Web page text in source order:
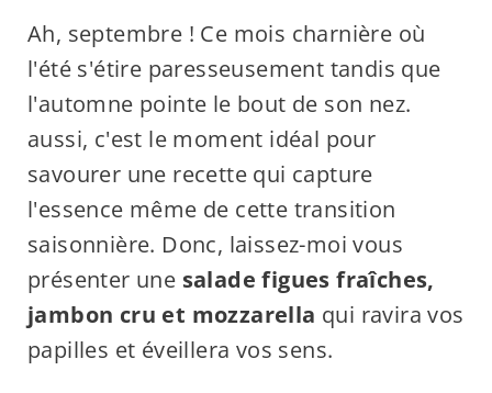
Ah, septembre ! Ce mois charnière où
l'été s'étire paresseusement tandis que
l'automne pointe le bout de son nez.
aussi, c'est le moment idéal pour
savourer une recette qui capture
l'essence même de cette transition
saisonnière. Donc, laissez-moi vous
présenter une salade figues fraîches,
jambon cru et mozzarella qui ravira vos
papilles et éveillera vos sens.